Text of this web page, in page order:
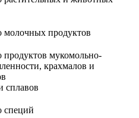
молочных продуктов
продуктов мукомольно-
крахмалов и
сплавов
специй